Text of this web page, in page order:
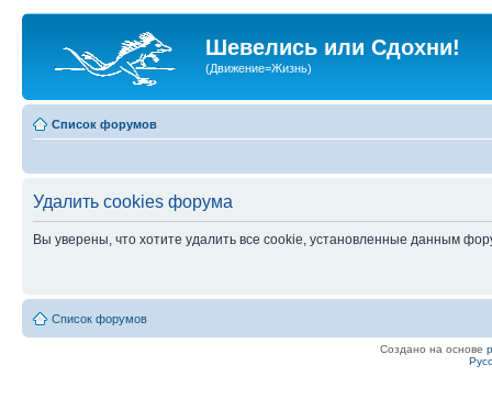
Шевелись или Сдохни!
(Движение=Жизнь)
Список форумов
Удалить cookies форума
Вы уверены, что хотите удалить все cookie, установленные данным
Список форумов
Создано на основе